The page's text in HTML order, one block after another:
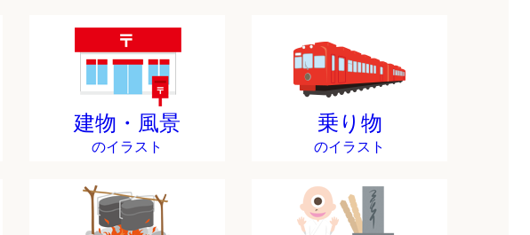
建物・風景
のイラスト
乗り物
のイラスト